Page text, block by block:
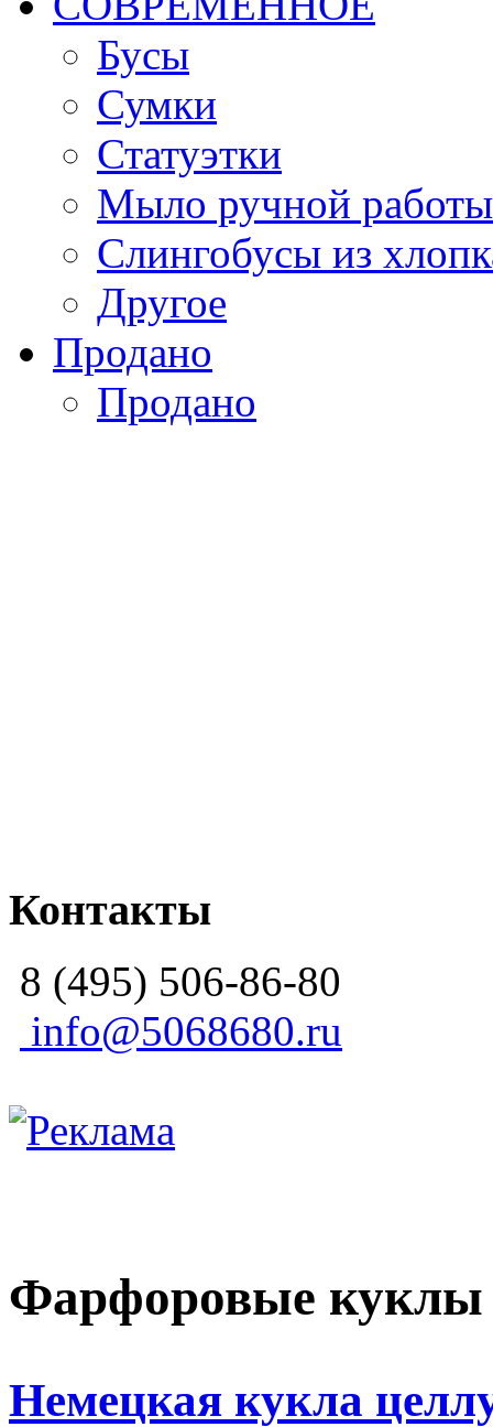
Бусы
Сумки
Статуэтки
Мыло ручной работы
Слингобусы из
Другое
Продано
Продано
Контакты
8 (495) 506-86-80
info@5068680.ru
Фарфоровые куклы
Немецкая кукла